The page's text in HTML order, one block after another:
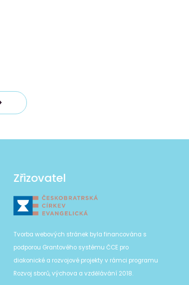
Zřizovatel
Tvorba webových stránek byla financována s
podporou Grantového systému ČCE pro
diakonické a rozvojové projekty v rámci programu
Rozvoj sborů, výchova a vzdělávání 2018.